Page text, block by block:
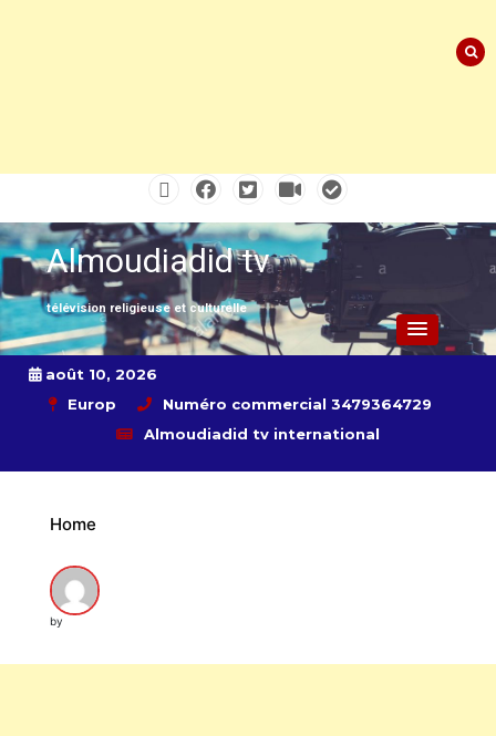
content
Almoudiadid tv
télévision religieuse et culturelle
août 10, 2026
Europ
Numéro commercial 3479364729
Almoudiadid tv international
Home
by